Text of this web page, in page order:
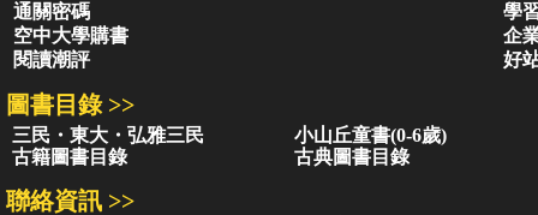
通關密碼
學
空中大學購書
企
閱讀潮評
好
圖書目錄 >>
三民・東大・弘雅三民
小山丘童書(0-6歲)
古籍圖書目錄
古典圖書目錄
聯絡資訊 >>